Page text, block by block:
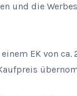
und die
EK von